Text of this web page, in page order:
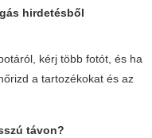
hirdetésből
kérj több fotót, és ha
a tartozékokat és az
távon?